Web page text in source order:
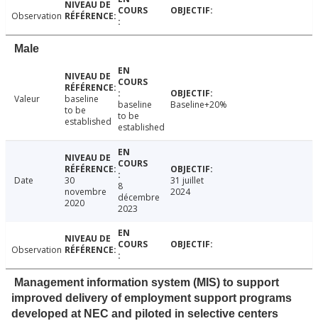
Observation
Male
Valeur
baseline
to be
established
baseline
to be
established
Baseline+20%
Date
30
novembre
2020
8
décembre
2023
31 juillet
2024
Observation
Management information system (MIS) to support
improved delivery of employment support programs
developed at NEC and piloted in selective centers